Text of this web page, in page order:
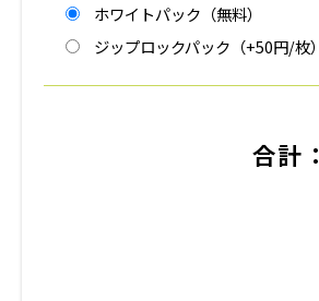
ホワイトパック（無料）
ジップロックパック（+50円/枚）
合計：